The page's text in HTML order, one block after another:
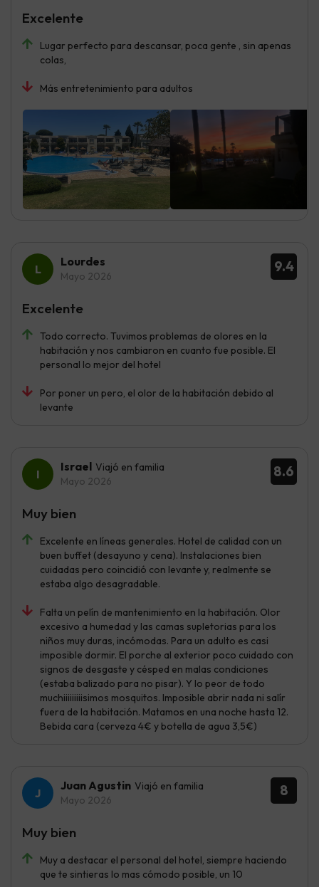
Lugar perfecto para descansar, poca gente , sin apenas
colas,
Más entretenimiento para adultos
Excelente
9.4
Lourdes
Mayo 2026
Todo correcto. Tuvimos problemas de olores en la
habitación y nos cambiaron en cuanto fue posible. El
personal lo mejor del hotel
Por poner un pero, el olor de la habitación debido al
levante
Excelente
8.6
Israel Viajó en familia
Mayo 2026
Excelente en líneas generales. Hotel de calidad con un
buen buffet (desayuno y cena). Instalaciones bien
cuidadas pero coincidió con levante y, realmente se
estaba algo desagradable.
Falta un pelín de mantenimiento en la habitación. Olor
excesivo a humedad y las camas supletorias para los
niños muy duras, incómodas. Para un adulto es casi
imposible dormir. El porche al exterior poco cuidado con
signos de desgaste y césped en malas condiciones
(estaba balizado para no pisar). Y lo peor de todo
muchiiiiiiiiisimos mosquitos. Imposible abrir nada ni salír
fuera de la habitación. Matamos en una noche hasta 12.
Bebida cara (cerveza 4€ y botella de agua 3,5€)
Muy bien
8
Juan Agustin Viajó en familia
Mayo 2026
Muy a destacar el personal del hotel, siempre haciendo
que te sintieras lo mas cómodo posible, un 10
Muy bien